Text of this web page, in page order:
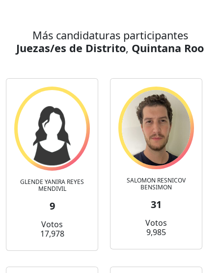
Más candidaturas participantes
Juezas/es de Distrito, Quintana Roo
GLENDE YANIRA REYES
MENDIVIL
9
Votos
17,978
SALOMON RESNICOV
BENSIMON
31
Votos
9,985